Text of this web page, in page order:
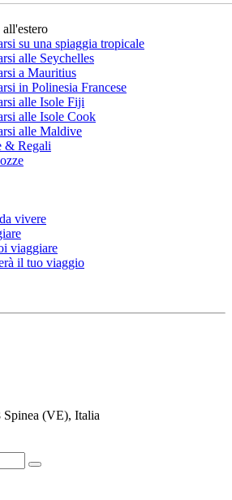
su una spiaggia tropicale
alle Seychelles
a Mauritius
in Polinesia Francese
alle Isole Fiji
alle Isole Cook
alle Maldive
& Regali
vivere
viaggiare
il tuo viaggio
(VE), Italia